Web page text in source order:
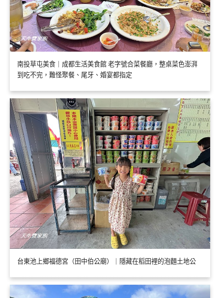
南投草屯美食｜成都生活美食館 老字號合菜餐廳，整桌菜色澎湃
到吃不完，難怪聚餐、尾牙、婚宴都指定
台東池上鄉福德宮（田中伯公廟）｜隱藏在稻田裡的泡麵土地公